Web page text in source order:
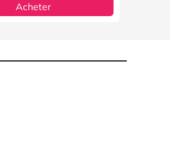
Acheter